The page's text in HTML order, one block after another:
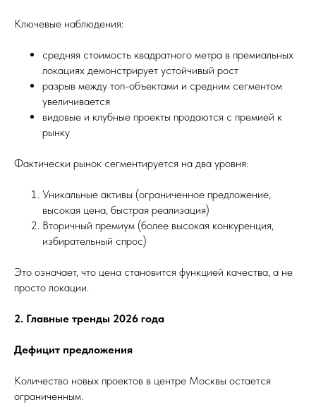
Ключевые наблюдения:
средняя стоимость квадратного метра в премиальных
локациях демонстрирует устойчивый рост
разрыв между топ-объектами и средним сегментом
увеличивается
видовые и клубные проекты продаются с премией к
рынку
Фактически рынок сегментируется на два уровня:
Уникальные активы (ограниченное предложение,
высокая цена, быстрая реализация)
Вторичный премиум (более высокая конкуренция,
избирательный спрос)
Это означает, что цена становится функцией качества, а не
просто локации.
2. Главные тренды 2026 года
Дефицит предложения
Количество новых проектов в центре Москвы остается
ограниченным.